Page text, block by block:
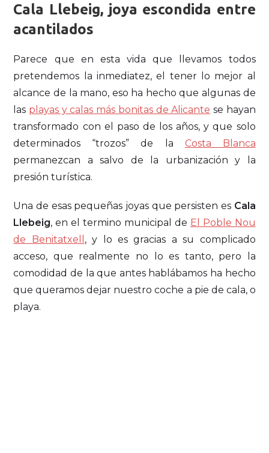
Cala Llebeig, joya escondida entre
acantilados
Parece que en esta vida que llevamos todos
pretendemos la inmediatez, el tener lo mejor al
alcance de la mano, eso ha hecho que algunas de
las playas y calas más bonitas de Alicante se hayan
transformado con el paso de los años, y que solo
determinados “trozos” de la Costa Blanca
permanezcan a salvo de la urbanización y la
presión turística.
Una de esas pequeñas joyas que persisten es Cala
Llebeig, en el termino municipal de El Poble Nou
de Benitatxell , y lo es gracias a su complicado
acceso, que realmente no lo es tanto, pero la
comodidad de la que antes hablábamos ha hecho
que queramos dejar nuestro coche a pie de cala, o
playa.